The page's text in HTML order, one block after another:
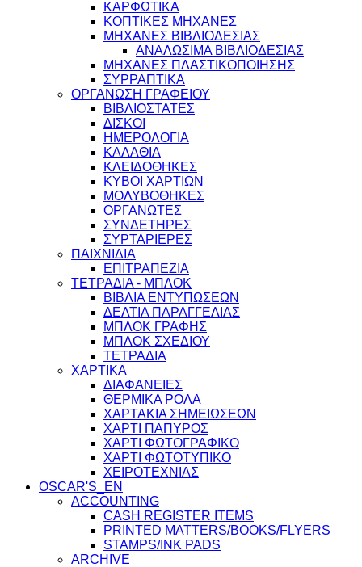
ΚΑΡΦΩΤΙΚΑ
ΚΟΠΤΙΚΕΣ ΜΗΧΑΝΕΣ
ΜΗΧΑΝΕΣ ΒΙΒΛΙΟΔΕΣΙΑΣ
ΑΝΑΛΩΣΙΜΑ ΒΙΒΛΙΟΔΕΣΙΑΣ
ΜΗΧΑΝΕΣ ΠΛΑΣΤΙΚΟΠΟΙΗΣΗΣ
ΣΥΡΡΑΠΤΙΚΑ
ΟΡΓΑΝΩΣΗ ΓΡΑΦΕΙΟΥ
ΒΙΒΛΙΟΣΤΑΤΕΣ
ΔΙΣΚΟΙ
ΗΜΕΡΟΛΟΓΙΑ
ΚΑΛΑΘΙΑ
ΚΛΕΙΔΟΘΗΚΕΣ
ΚΥΒΟΙ ΧΑΡΤΙΩΝ
ΜΟΛΥΒΟΘΗΚΕΣ
ΟΡΓΑΝΩΤΕΣ
ΣΥΝΔΕΤΗΡΕΣ
ΣΥΡΤΑΡΙΕΡΕΣ
ΠΑΙΧΝΙΔΙΑ
ΕΠΙΤΡΑΠΕΖΙΑ
ΤΕΤΡΑΔΙΑ - ΜΠΛΟΚ
ΒΙΒΛΙΑ ΕΝΤΥΠΩΣΕΩΝ
ΔΕΛΤΙΑ ΠΑΡΑΓΓΕΛΙΑΣ
ΜΠΛΟΚ ΓΡΑΦΗΣ
ΜΠΛΟΚ ΣΧΕΔΙΟΥ
ΤΕΤΡΑΔΙΑ
ΧΑΡΤΙΚΑ
ΔΙΑΦΑΝΕΙΕΣ
ΘΕΡΜΙΚΑ ΡΟΛΑ
ΧΑΡΤΑΚΙΑ ΣΗΜΕΙΩΣΕΩΝ
ΧΑΡΤΙ ΠΑΠΥΡΟΣ
ΧΑΡΤΙ ΦΩΤΟΓΡΑΦΙΚΟ
ΧΑΡΤΙ ΦΩΤΟΤΥΠΙΚΟ
ΧΕΙΡΟΤΕΧΝΙΑΣ
OSCAR'S_EN
ACCOUNTING
CASH REGISTER ITEMS
PRINTED MATTERS/BOOKS/FLYERS
STAMPS/INK PADS
ARCHIVE